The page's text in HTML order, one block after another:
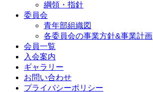
綱領・指針
委員会
青年部組織図
各委員会の事業方針&事業計画
会員一覧
入会案内
ギャラリー
お問い合わせ
プライバシーポリシー